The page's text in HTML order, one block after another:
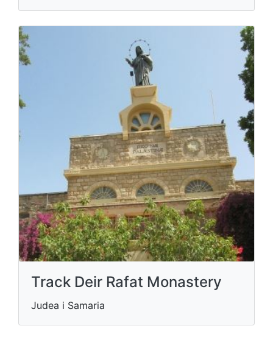
Track Deir Rafat Monastery
Judea i Samaria